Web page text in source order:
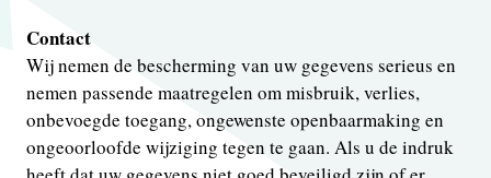
Contact
Wij nemen de bescherming van uw gegevens serieus en
nemen passende maatregelen om misbruik, verlies,
onbevoegde toegang, ongewenste openbaarmaking en
ongeoorloofde wijziging tegen te gaan. Als u de indruk